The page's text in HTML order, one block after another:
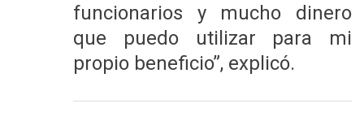
funcionarios y mucho dinero
que puedo utilizar para mi
propio beneficio”, explicó.